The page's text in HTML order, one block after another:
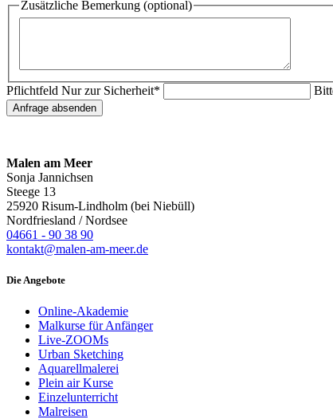
Zusätzliche Bemerkung (optional)
Pflichtfeld Nur zur Sicherheit*
Anfrage absenden
Malen am Meer
Sonja Jannichsen
Steege 13
25920 Risum-Lindholm (bei Niebüll)
Nordfriesland / Nordsee
04661 - 90 38 90
kontakt@malen-am-meer.de
Die Angebote
Online-Akademie
Malkurse für Anfänger
Live-ZOOMs
Urban Sketching
Aquarellmalerei
Plein air Kurse
Einzelunterricht
Malreisen